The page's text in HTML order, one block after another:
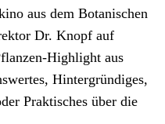
aus dem Botanischen
Dr. Knopf auf
Highlight aus
Hintergründiges,
Praktisches über die